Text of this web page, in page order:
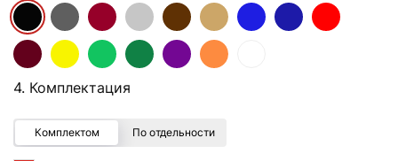
4. Комплектация
Комплектом По отдельности